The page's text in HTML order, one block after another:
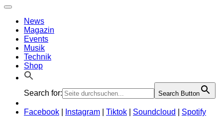
News
Magazin
Events
Musik
Technik
Shop
Search for: Search Button
Facebook Instagram Tiktok Soundcloud Spotify